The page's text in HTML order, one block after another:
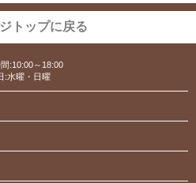
トップに戻る
:10:00～18:00
:水曜・日曜